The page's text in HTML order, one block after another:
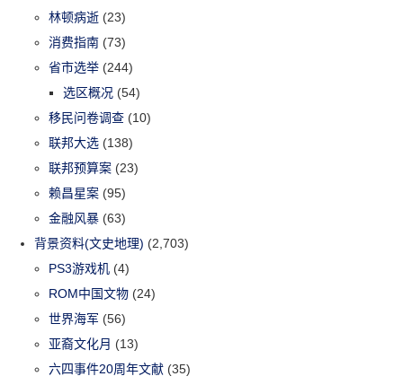
林顿病逝 (23)
消费指南 (73)
省市选举 (244)
选区概况 (54)
移民问卷调查 (10)
联邦大选 (138)
联邦预算案 (23)
赖昌星案 (95)
金融风暴 (63)
背景资料(文史地理) (2,703)
PS3游戏机 (4)
ROM中国文物 (24)
世界海军 (56)
亚裔文化月 (13)
六四事件20周年文献 (35)